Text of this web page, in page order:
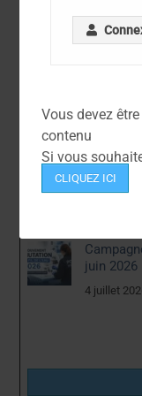
Vous devez
contenu
Si vous
CLIQUEZ ICI
juin 2026
4 juillet